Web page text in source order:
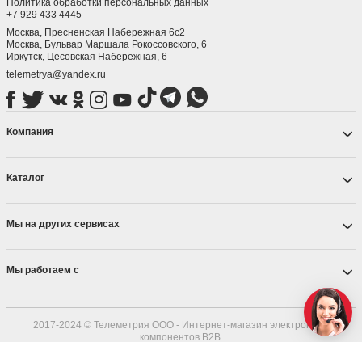
Политика обработки персональных данных
+7 929 433 4445
Москва, Пресненская Набережная 6с2
Москва, ​Бульвар Маршала Рокоссовского, 6
Иркутск, ​Цесовская Набережная, 6
telemetrya@yandex.ru
Компания
Каталог
Мы на других сервисах
Мы работаем с
2017-2024 © Телеметрия ООО - Интернет-магазин электронных
компонентов B2B.